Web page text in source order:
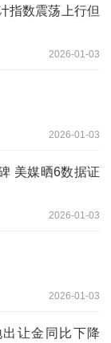
指数震荡上行但
2026-01-03
2026-01-03
美媒晒6数据证
2026-01-03
2026-01-03
让金同比下降